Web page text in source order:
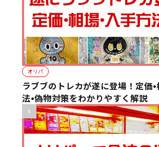
オリパ
ラブブのトレカが遂に登場！定価•
法•偽物対策をわかりやすく解説